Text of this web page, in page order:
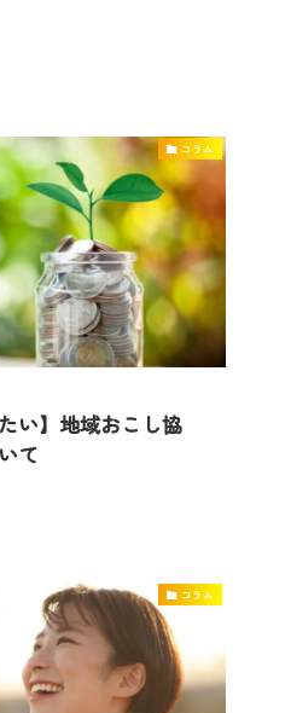
コラム
い】地域おこし協
て
コラム